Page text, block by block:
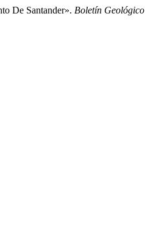
De Santander». Boletín Geológico